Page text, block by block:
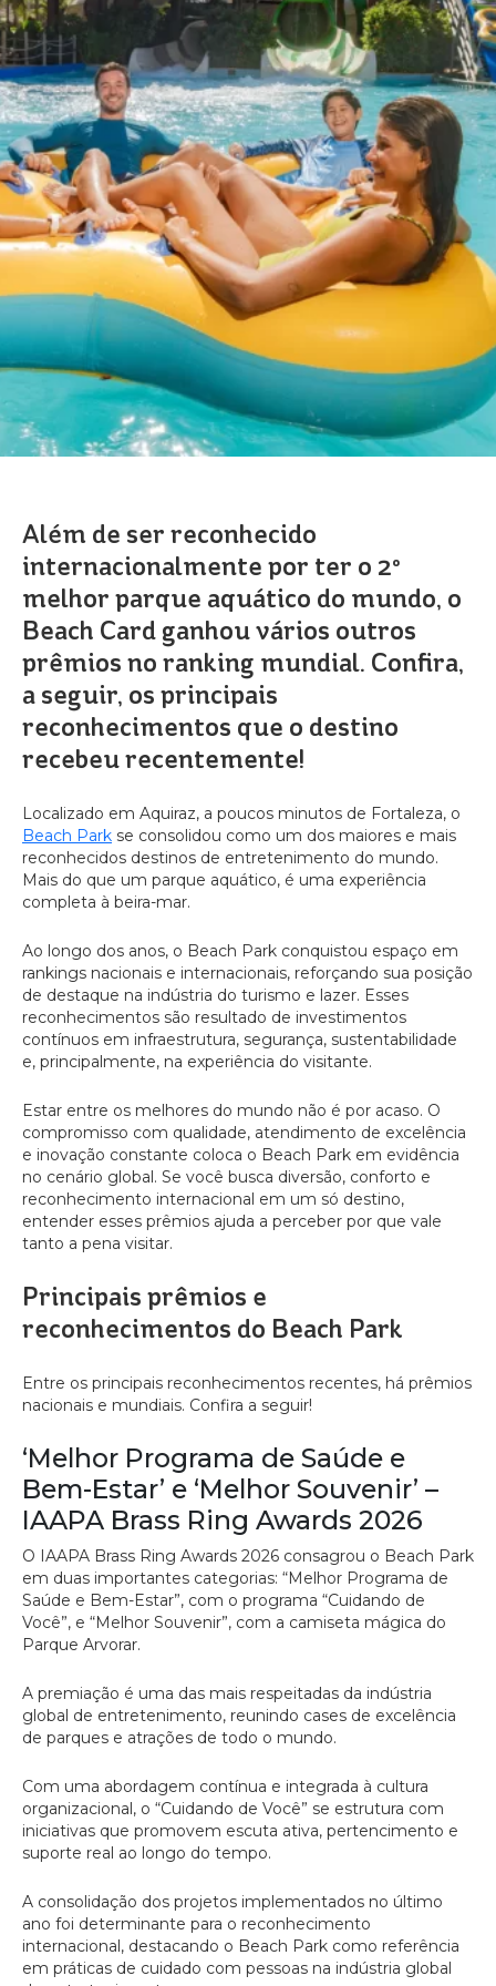
BEACH
PARK
RESORT
Além de ser reconhecido
internacionalmente por ter o 2º
melhor parque aquático do mundo, o
Beach Card ganhou vários outros
prêmios no ranking mundial. Confira,
a seguir, os principais
reconhecimentos que o destino
recebeu recentemente!
Localizado em Aquiraz, a poucos minutos de Fortaleza, o
Beach Park se consolidou como um dos maiores e mais
reconhecidos destinos de entretenimento do mundo.
Mais do que um parque aquático, é uma experiência
completa à beira-mar.
Ao longo dos anos, o Beach Park conquistou espaço em
rankings nacionais e internacionais, reforçando sua posição
de destaque na indústria do turismo e lazer. Esses
reconhecimentos são resultado de investimentos
contínuos em infraestrutura, segurança, sustentabilidade
e, principalmente, na experiência do visitante.
Estar entre os melhores do mundo não é por acaso. O
compromisso com qualidade, atendimento de excelência
e inovação constante coloca o Beach Park em evidência
no cenário global. Se você busca diversão, conforto e
reconhecimento internacional em um só destino,
entender esses prêmios ajuda a perceber por que vale
tanto a pena visitar.
Principais prêmios e
reconhecimentos do Beach Park
Entre os principais reconhecimentos recentes, há prêmios
nacionais e mundiais. Confira a seguir!
‘Melhor Programa de Saúde e
Bem-Estar’ e ‘Melhor Souvenir’ –
IAAPA Brass Ring Awards 2026
O IAAPA Brass Ring Awards 2026 consagrou o Beach Park
em duas importantes categorias: “Melhor Programa de
Saúde e Bem-Estar”, com o programa “Cuidando de
Você”, e “Melhor Souvenir”, com a camiseta mágica do
Parque Arvorar.
A premiação é uma das mais respeitadas da indústria
global de entretenimento, reunindo cases de excelência
de parques e atrações de todo o mundo.
Com uma abordagem contínua e integrada à cultura
organizacional, o “Cuidando de Você” se estrutura com
iniciativas que promovem escuta ativa, pertencimento e
suporte real ao longo do tempo.
A consolidação dos projetos implementados no último
ano foi determinante para o reconhecimento
internacional, destacando o Beach Park como referência
em práticas de cuidado com pessoas na indústria global